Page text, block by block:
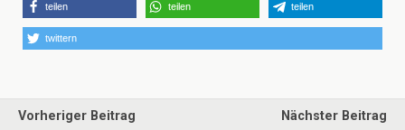
teilen teilen teilen
twittern
Vorheriger Beitrag
Nächster Beitrag